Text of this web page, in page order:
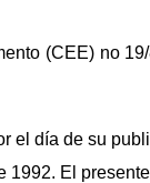
(CEE) no
el día de su
1992. El